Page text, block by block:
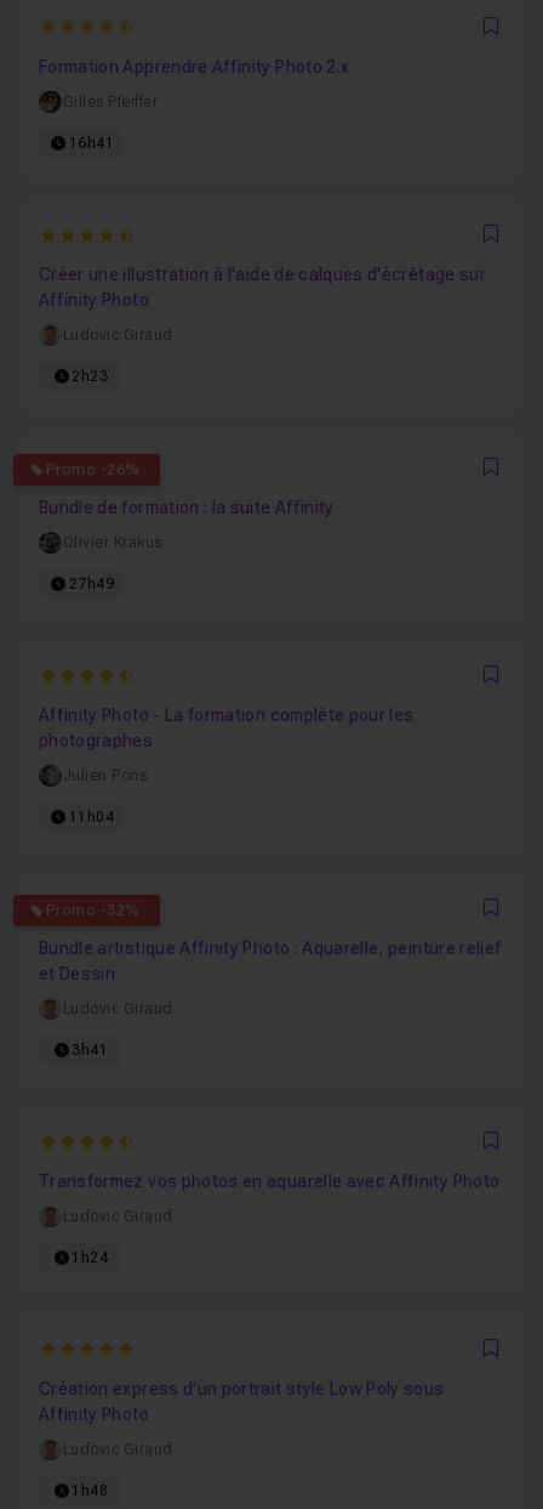
4.8888888888889
Formation Apprendre Affinity Photo 2.x
Gilles Pfeiffer
16h41
4.75
Créer une illustration à l'aide de calques d'écrêtage sur
Affinity Photo
Ludovic Giraud
2h23
Promo -26%
4.5
Bundle de formation : la suite Affinity
Olivier Krakus
27h49
4.0566037735849
Affinity Photo - La formation complète pour les
photographes
Julien Pons
11h04
Promo -32%
4.7037037037037
Bundle artistique Affinity Photo : Aquarelle, peinture relief
et Dessin
Ludovic Giraud
3h41
4.5
Transformez vos photos en aquarelle avec Affinity Photo
Ludovic Giraud
1h24
5
Création express d'un portrait style Low Poly sous
Affinity Photo
Ludovic Giraud
1h48